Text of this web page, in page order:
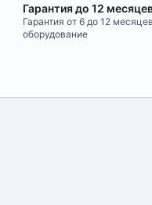
Гарантия до 12
Гарантия от 6 до 12
оборудование